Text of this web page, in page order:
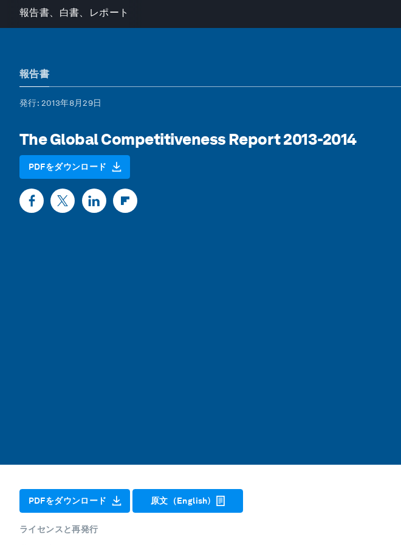
報告書、白書、レポート
報告書
発行: 2013年8月29日
The Global Competitiveness Report 2013-2014
PDFをダウンロード
PDFをダウンロード 原文（English)
ライセンスと再発行